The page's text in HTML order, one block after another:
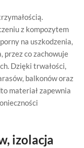
z kompozytem
na uszkodzenia,
przez co zachowuje
Dzięki trwałości,
balkonów oraz
materiał zapewnia
izolacja